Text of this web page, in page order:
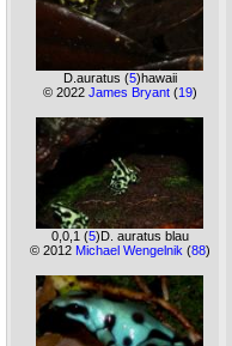
D.auratus (5)hawaii
© 2022 James Bryant (19)
0,0,1 (5)D. auratus blau
© 2012 Michael Wengelnik (88)